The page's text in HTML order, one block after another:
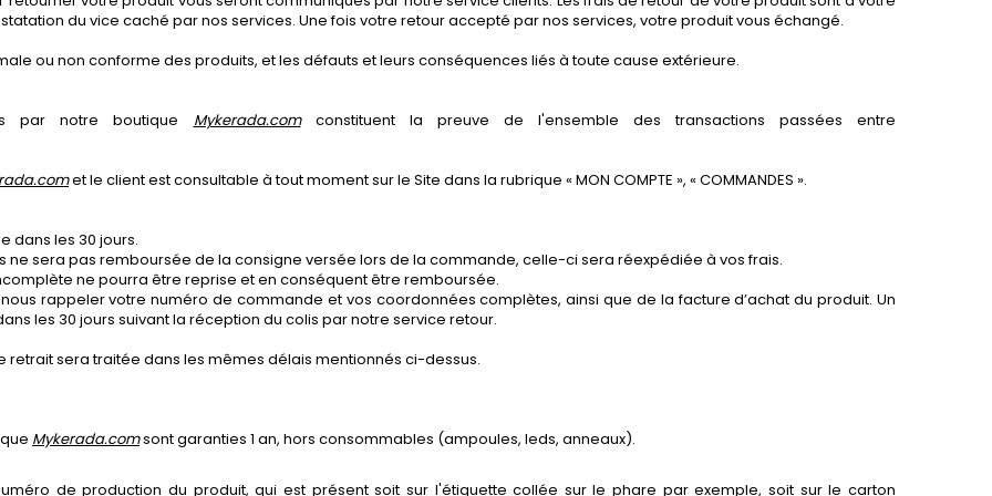
du vice caché par nos services. Une fois votre retour accepté par nos services, votre produit vous échangé.
ou non conforme des produits, et les défauts et leurs conséquences liés à toute cause extérieure.
par notre boutique Mykerada.comconstituent la preuve de l'ensemble des transactions passées entre
et le client est consultable à tout moment sur le Site dans la rubrique « MON COMPTE », « COMMANDES ».
dans les 30 jours.
sera pas remboursée de la consigne versée lors de la commande, celle-ci sera réexpédiée à vos frais.
ne pourra être reprise et en conséquent être remboursée.
rappeler votre numéro de commande et vos coordonnées complètes, ainsi que de la facture d’achat du produit. Un
les 30 jours suivant la réception du colis par notre service retour.
sera traitée dans les mêmes délais mentionnés ci-dessus.
Mykerada.comsont garanties 1 an, hors consommables (ampoules, leds, anneaux).
de production du produit, qui est présent soit sur l'étiquette collée sur le phare par exemple, soit sur le carton